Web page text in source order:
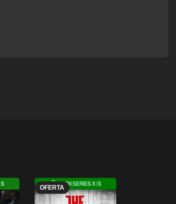
OFERTA